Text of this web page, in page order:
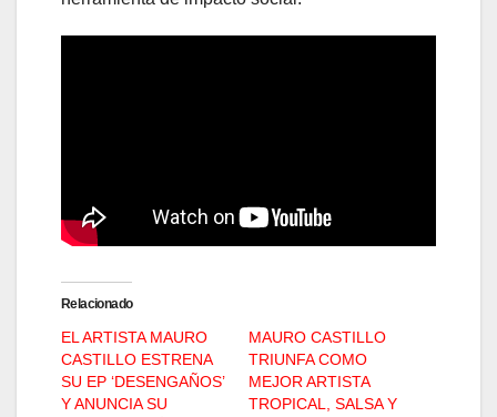
Relacionado
EL ARTISTA MAURO
CASTILLO ESTRENA
SU EP ‘DESENGAÑOS’
Y ANUNCIA SU
MAURO CASTILLO
TRIUNFA COMO
MEJOR ARTISTA
TROPICAL, SALSA Y